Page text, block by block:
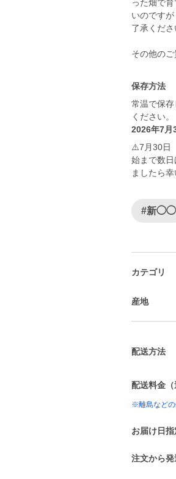
った畑で
いのです
了承くだ
その他の
保存方法
常温で保
ください。
2026年7月
⚠️7月30日
始まで数
ましたら
#新◯◯
カテゴリ
産地
配送方法
配送料金（
※離島などの
お届け日指
注文から